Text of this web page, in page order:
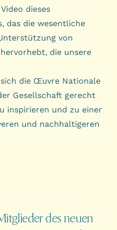
dieses
das die wesentliche
von
die unsere
die Œuvre Nationale
Gesellschaft gerecht
inspirieren und zu einer
und nachhaltigeren
des neuen